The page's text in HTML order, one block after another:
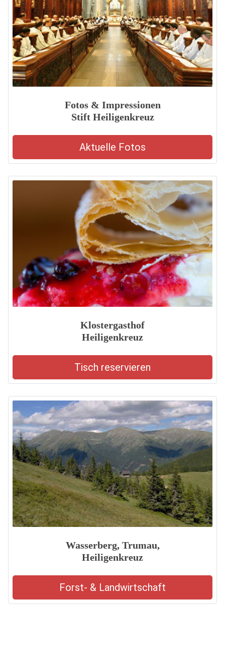
Fotos & Impressionen
Stift Heiligenkreuz
Aktuelle Fotos
Klostergasthof
Heiligenkreuz
Tisch reservieren
Wasserberg, Trumau,
Heiligenkreuz
Forst- & Landwirtschaft